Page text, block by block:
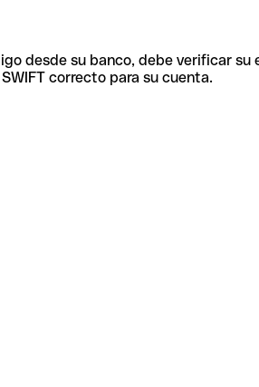
desde su banco, debe verificar
correcto para su cuenta.